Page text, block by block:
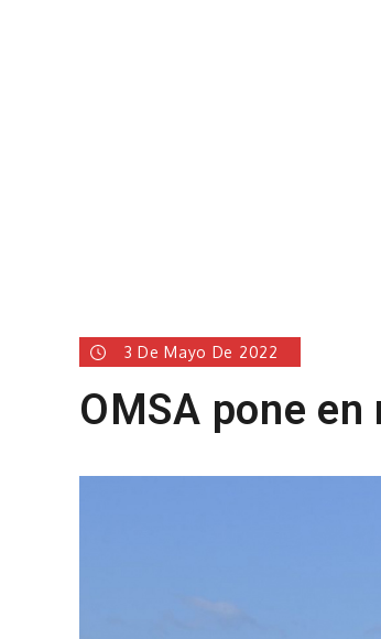
3 De Mayo De 2022
OMSA pone